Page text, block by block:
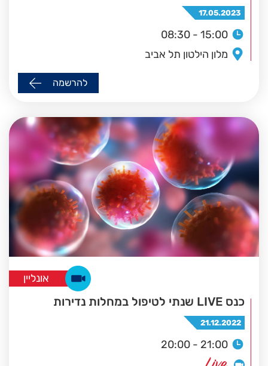
17.05.2023
08:30 - 15:00
מלון הילטון תל אביב
להרשמה
אונליין
כנס LIVE שנתי לטיפול במחלות נדירות
21.12.2022
20:00 - 21:00